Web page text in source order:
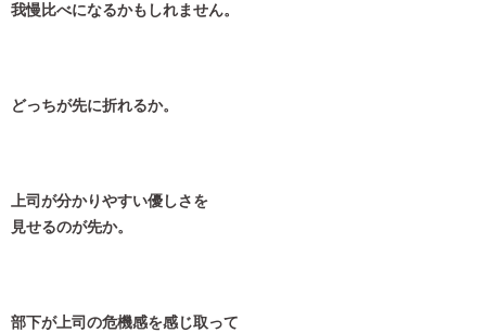
我慢比べになるかもしれません。
どっちが先に折れるか。
上司が分かりやすい優しさを
見せるのが先か。
部下が上司の危機感を感じ取って